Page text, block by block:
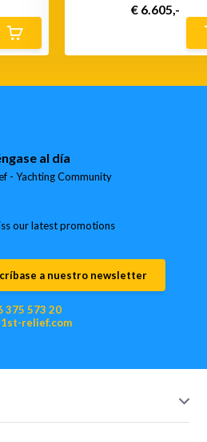
€ 6.605,-
al día
- Yachting Community
our latest promotions
a nuestro newsletter
375 573 20
relief.com